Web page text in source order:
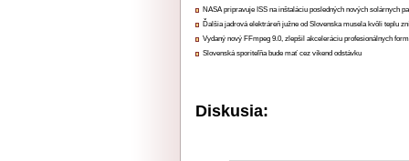
NASA pripravuje ISS na inštaláciu posledných nových solárnych
Ďalšia jadrová elektráreň južne od Slovenska musela kvôli teplu
Vydaný nový FFmpeg 9.0, zlepšil akceleráciu profesionálnych
Slovenská sporiteľňa bude mať cez víkend odstávku
Diskusia: